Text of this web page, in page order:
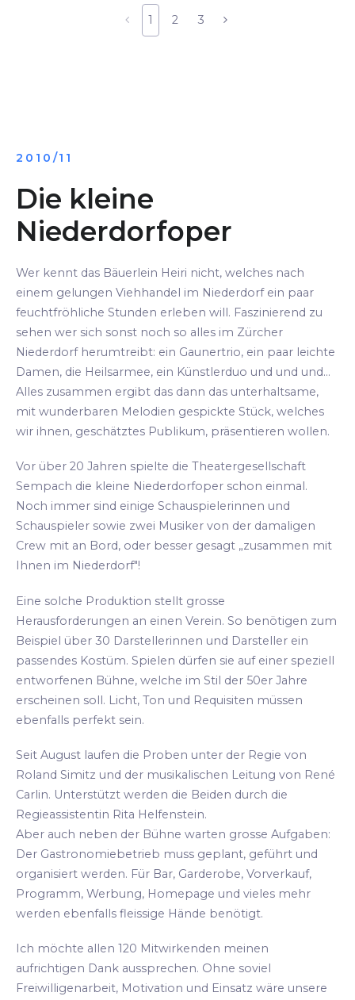
1 2 3
2010/11
Die kleine
Niederdorfoper
Wer kennt das Bäuerlein Heiri nicht, welches nach
einem gelungen Viehhandel im Niederdorf ein paar
feuchtfröhliche Stunden erleben will. Faszinierend zu
sehen wer sich sonst noch so alles im Zürcher
Niederdorf herumtreibt: ein Gaunertrio, ein paar leichte
Damen, die Heilsarmee, ein Künstlerduo und und und...
Alles zusammen ergibt das dann das unterhaltsame,
mit wunderbaren Melodien gespickte Stück, welches
wir ihnen, geschätztes Publikum, präsentieren wollen.
Vor über 20 Jahren spielte die Theatergesellschaft
Sempach die kleine Niederdorfoper schon einmal.
Noch immer sind einige Schauspielerinnen und
Schauspieler sowie zwei Musiker von der damaligen
Crew mit an Bord, oder besser gesagt „zusammen mit
Ihnen im Niederdorf"!
Eine solche Produktion stellt grosse
Herausforderungen an einen Verein. So benötigen zum
Beispiel über 30 Darstellerinnen und Darsteller ein
passendes Kostüm. Spielen dürfen sie auf einer speziell
entworfenen Bühne, welche im Stil der 50er Jahre
erscheinen soll. Licht, Ton und Requisiten müssen
ebenfalls perfekt sein.
Seit August laufen die Proben unter der Regie von
Roland Simitz und der musikalischen Leitung von René
Carlin. Unterstützt werden die Beiden durch die
Regieassistentin Rita Helfenstein.
Aber auch neben der Bühne warten grosse Aufgaben:
Der Gastronomiebetrieb muss geplant, geführt und
organisiert werden. Für Bar, Garderobe, Vorverkauf,
Programm, Werbung, Homepage und vieles mehr
werden ebenfalls fleissige Hände benötigt.
Ich möchte allen 120 Mitwirkenden meinen
aufrichtigen Dank aussprechen. Ohne soviel
Freiwilligenarbeit, Motivation und Einsatz wäre unsere